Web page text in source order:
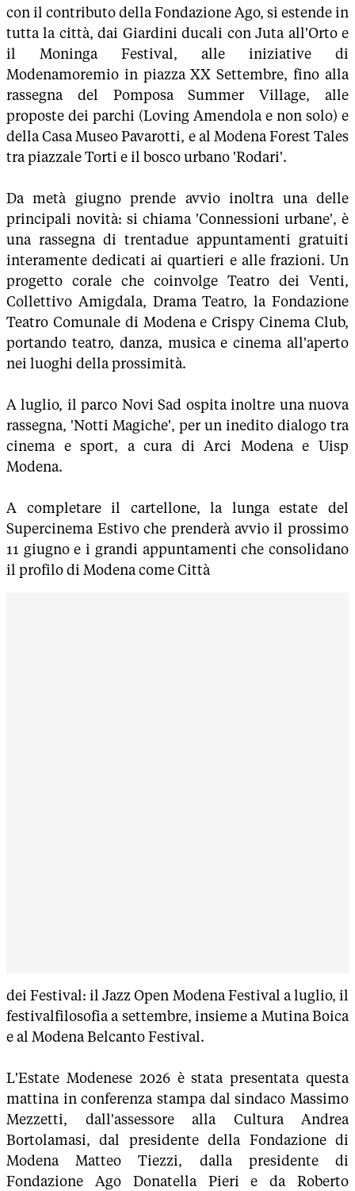
con il contributo della Fondazione Ago, si estende in
tutta la città, dai Giardini ducali con Juta all'Orto e
il Moninga Festival, alle iniziative di
Modenamoremio in piazza XX Settembre, fino alla
rassegna del Pomposa Summer Village, alle
proposte dei parchi (Loving Amendola e non solo) e
della Casa Museo Pavarotti, e al Modena Forest Tales
tra piazzale Torti e il bosco urbano 'Rodari'.
Da metà giugno prende avvio inoltra una delle
principali novità: si chiama 'Connessioni urbane', è
una rassegna di trentadue appuntamenti gratuiti
interamente dedicati ai quartieri e alle frazioni. Un
progetto corale che coinvolge Teatro dei Venti,
Collettivo Amigdala, Drama Teatro, la Fondazione
Teatro Comunale di Modena e Crispy Cinema Club,
portando teatro, danza, musica e cinema all'aperto
nei luoghi della prossimità.
A luglio, il parco Novi Sad ospita inoltre una nuova
rassegna, 'Notti Magiche', per un inedito dialogo tra
cinema e sport, a cura di Arci Modena e Uisp
Modena.
A completare il cartellone, la lunga estate del
Supercinema Estivo che prenderà avvio il prossimo
11 giugno e i grandi appuntamenti che consolidano
il profilo di Modena come Città
dei Festival: il Jazz Open Modena Festival a luglio, il
festivalfilosofia a settembre, insieme a Mutina Boica
e al Modena Belcanto Festival.
L'Estate Modenese 2026 è stata presentata questa
mattina in conferenza stampa dal sindaco Massimo
Mezzetti, dall'assessore alla Cultura Andrea
Bortolamasi, dal presidente della Fondazione di
Modena Matteo Tiezzi, dalla presidente di
Fondazione Ago Donatella Pieri e da Roberto